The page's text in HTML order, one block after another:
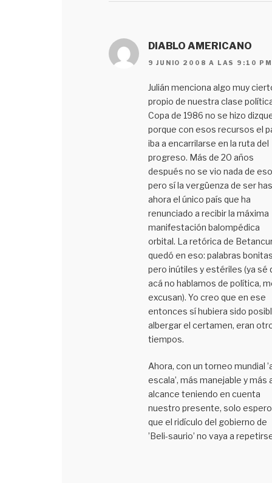
DIABLO AMERICANO
9 JUNIO 2008 A LAS 9:10 PM
Julián menciona algo muy
propio de nuestra clase
Copa de 1986 no se hizo
porque con esos recursos el
iba a encarrilarse en la ruta del
progreso. Más de 20 años
después no se vio nada de
pero sí la vergüenza de ser
ahora el único país que ha
renunciado a recibir la máxima
manifestación balompédica
orbital. La retórica de
quedó en eso: palabras
pero inútiles y estériles (ya sé
acá no hablamos de política,
excusan). Yo creo que en ese
entonces sí hubiera sido
albergar el certamen, eran
tiempos.
Ahora, con un torneo mundial
escala’, más manejable y más
alcance teniendo en cuenta
nuestro presente, solo espero
que el ridículo del gobierno de
’Beli-saurio’ no vaya a